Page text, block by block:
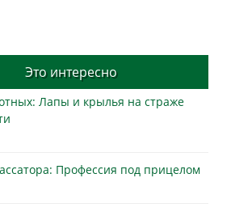
Это интересно
Лапы и крылья на страже
Профессия под прицелом